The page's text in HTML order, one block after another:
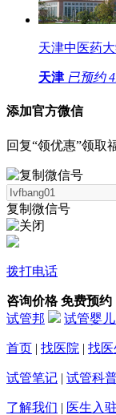
天津中医药
天津 已预约
添加官方微信
回复“领优惠”领取
复制微信号
拨打电话
咨询价格 免费预约
试管邦
试管婴
首页 | 找医院 | 找医
试管笔记 | 试管科
了解我们 | 医生入驻